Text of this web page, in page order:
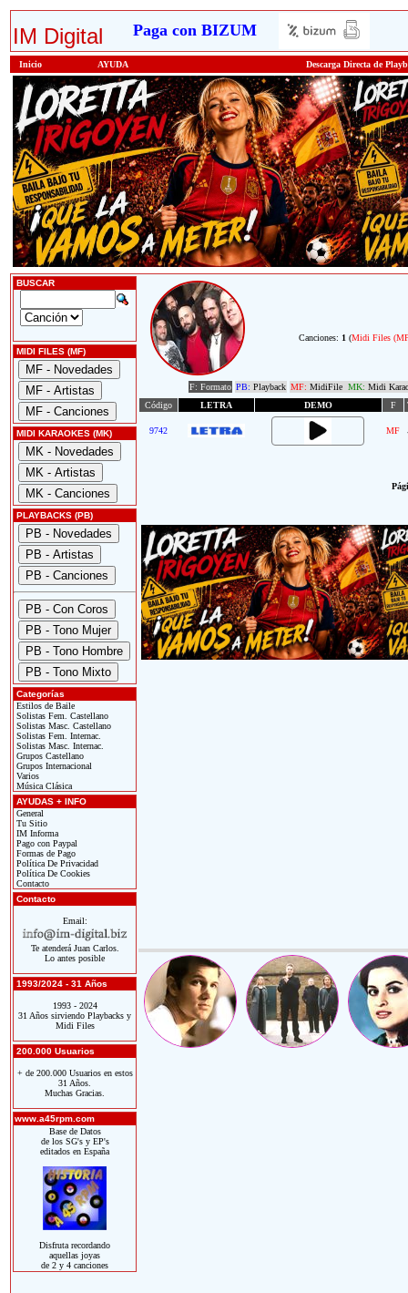
IM Digital Paga con BIZUM
Inicio AYUDA Descarga Directa de
BUSCAR
MIDI FILES (MF)
MIDI KARAOKES (MK)
PLAYBACKS (PB)
Categorías
Estilos de Baile
Solistas Fem. Castellano
Solistas Masc. Castellano
Solistas Fem. Internac.
Solistas Masc. Internac.
Grupos Castellano
Grupos Internacional
Varios
Música Clásica
AYUDAS + INFO
General
Tu Sitio
IM Informa
Pago con Paypal
Formas de Pago
Política De Privacidad
Política De Cookies
Contacto
Contacto
Email:
Te atenderá Juan Carlos.
Lo antes posible
1993/2024 - 31 Años
1993 - 2024
31 Años sirviendo Playbacks y
Midi Files
200.000 Usuarios
+ de 200.000 Usuarios en estos
31 Años.
Muchas Gracias.
www.a45rpm.com
Base de Datos
de los SG's y EP's
editados en España
Disfruta recordando
aquellas joyas
de 2 y 4 canciones
Canciones: 1 (Midi Files
F: Formato PB: Playback MF: MidiFile MK: Midi
Código
LETRA DEMO F
9742 MF